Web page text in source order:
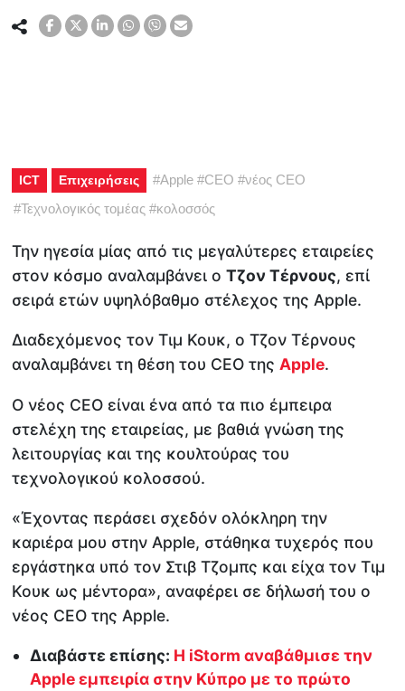
ICT Επιχειρήσεις #Apple #CEO #νέος CEO
#Τεχνολογικός τομέας #κολοσσός
Την ηγεσία μίας από τις μεγαλύτερες εταιρείες
στον κόσμο αναλαμβάνει οΤζον Τέρνους, επί
σειρά ετών υψηλόβαθμο στέλεχος της Apple.
Διαδεχόμενος τον Τιμ Κουκ, ο Τζον Τέρνους
αναλαμβάνει τη θέση του CEO της Apple.
Ο νέος CEO είναι ένα από τα πιο έμπειρα
στελέχη της εταιρείας, με βαθιά γνώση της
λειτουργίας και της κουλτούρας του
τεχνολογικού κολοσσού.
«Έχοντας περάσει σχεδόν ολόκληρη την
καριέρα μου στην Apple, στάθηκα τυχερός που
εργάστηκα υπό τον Στιβ Τζομπς και είχα τον Τιμ
Κουκ ως μέντορα», αναφέρει σε δήλωσή του ο
νέος CEO της Apple.
Διαβάστε επίσης: Η iStorm αναβάθμισε την
Apple εμπειρία στην Κύπρο με το πρώτο